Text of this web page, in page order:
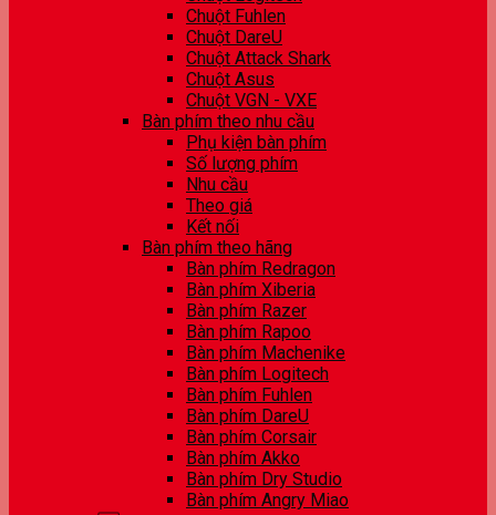
Chuột Fuhlen
Chuột DareU
Chuột Attack Shark
Chuột Asus
Chuột VGN - VXE
Bàn phím theo nhu cầu
Phụ kiện bàn phím
Số lượng phím
Nhu cầu
Theo giá
Kết nối
Bàn phím theo hãng
Bàn phím Redragon
Bàn phím Xiberia
Bàn phím Razer
Bàn phím Rapoo
Bàn phím Machenike
Bàn phím Logitech
Bàn phím Fuhlen
Bàn phím DareU
Bàn phím Corsair
Bàn phím Akko
Bàn phím Dry Studio
Bàn phím Angry Miao